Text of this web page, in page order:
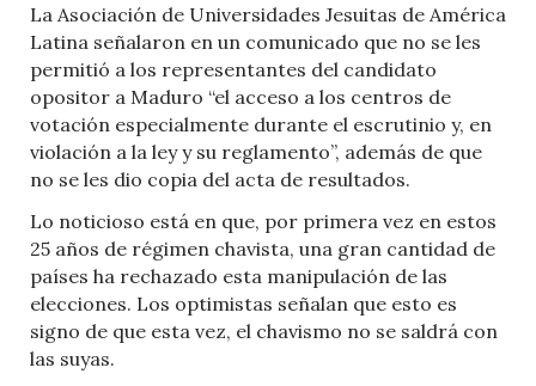
La Asociación de Universidades Jesuitas de América
Latina señalaron en un comunicado que no se les
permitió a los representantes del candidato
opositor a Maduro “el acceso a los centros de
votación especialmente durante el escrutinio y, en
violación a la ley y su reglamento”, además de que
no se les dio copia del acta de resultados.
Lo noticioso está en que, por primera vez en estos
25 años de régimen chavista, una gran cantidad de
países ha rechazado esta manipulación de las
elecciones. Los optimistas señalan que esto es
signo de que esta vez, el chavismo no se saldrá con
las suyas.